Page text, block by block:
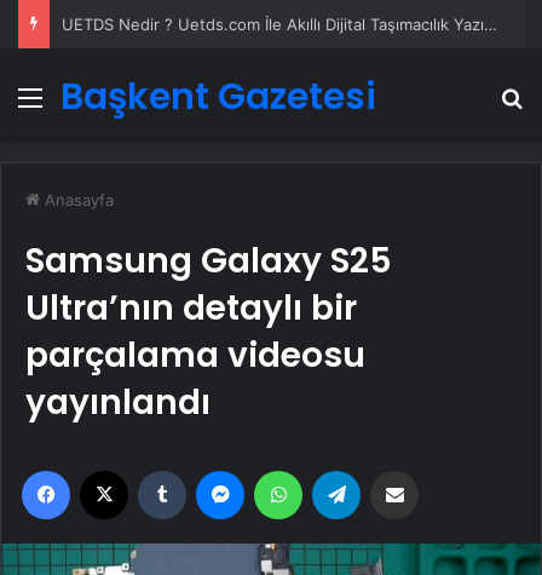
UETDS Nedir ? Uetds.com İle Akıllı Dijital Taşımacılık Yazılımı
Menü
Başkent Gazetesi
Anasayfa
Samsung Galaxy S25
Ultra’nın detaylı bir
parçalama videosu
yayınlandı
Facebook Tumblr MessengerWhatsApp